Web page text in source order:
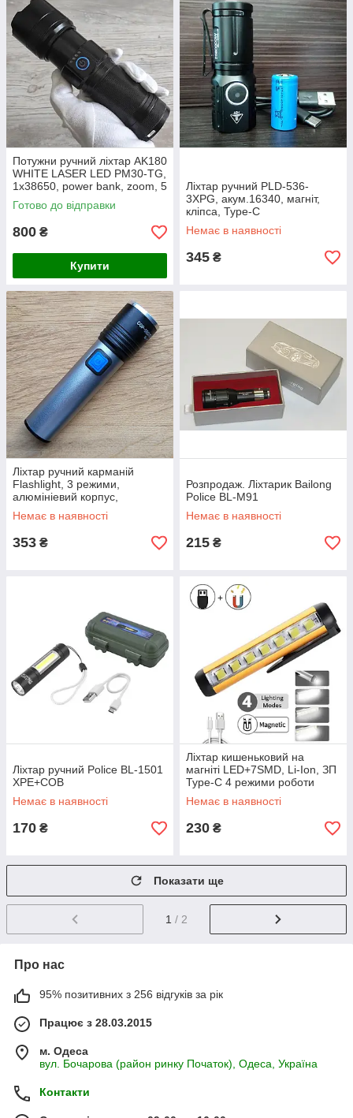
Потужни ручний ліхтар AK180
WHITE LASER LED PM30-TG,
1х38650, power bank, zoom, 5
фільтрів
Готово до відправки
800 ₴
Купити
Ліхтар ручний PLD-536-
3XPG, акум.16340, магніт,
кліпса, Type-C
Немає в наявності
345 ₴
Ліхтар ручний карманій
Flashlight, 3 режими,
алюмініевий корпус,
оптичний зум, , зарядка micro
USB,
Немає в наявності
353 ₴
Розпродаж. Ліхтарик Bailong
Police BL-M91
Немає в наявності
215 ₴
Ліхтар ручний Police BL-1501
XPE+COB
Немає в наявності
170 ₴
Ліхтар кишеньковий на
магніті LED+7SMD, Li-Ion, ЗП
Type-C 4 режими роботи
1159
Немає в наявності
230 ₴
Показати ще
1 / 2
Про нас
95% позитивних з 256 відгуків за рік
Працює з 28.03.2015
м. Одеса
вул. Бочарова (район ринку Початок), Одеса, Україна
Контакти